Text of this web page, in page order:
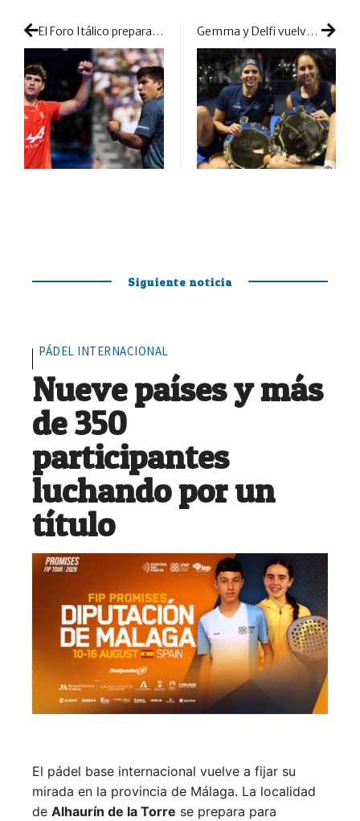
El Foro Itálico prepara su última función: Coello-Tapia contra Galán-Chingotto Gemma y Delfi vuelven a reinar en Roma y recuperan el trono de la Race
Siguiente noticia
PÁDEL INTERNACIONAL
Nueve países y más
de 350
participantes
luchando por un
título
El pádel base internacional vuelve a fijar su
mirada en la provincia de Málaga. La localidad
de Alhaurín de la Torre se prepara para